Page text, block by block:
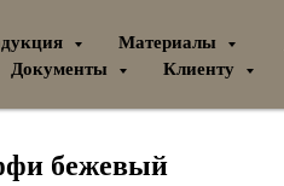
Материалы
Документы Клиенту
бежевый